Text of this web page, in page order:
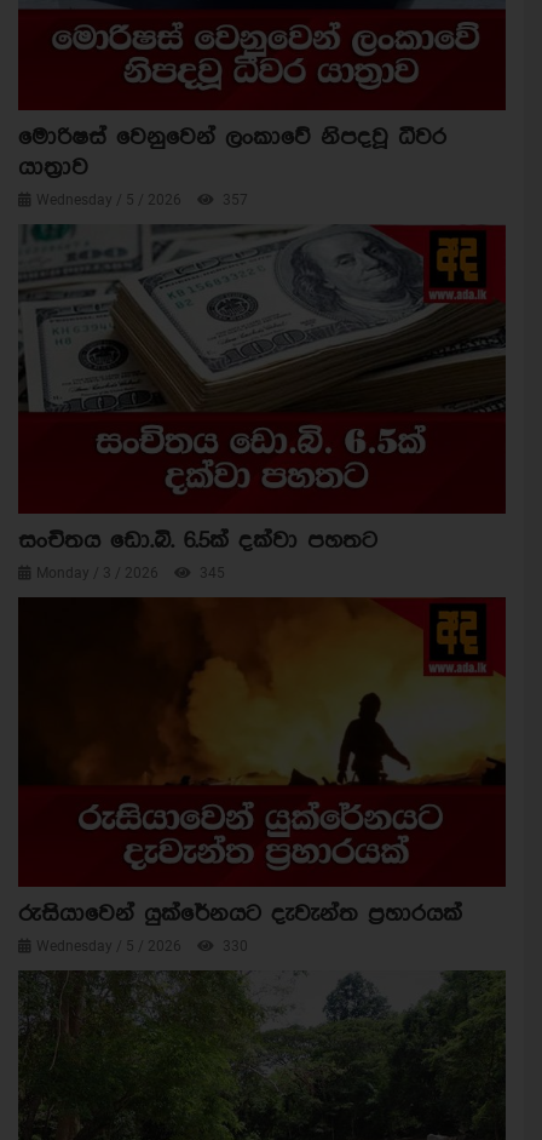
මොරිෂස් වෙනුවෙන් ලංකාවේ නිපදවූ ධීවර
යාත්‍රාව
Wednesday / 5 / 2026 357
සංචිතය ඩො.බි. 6.5ක් දක්වා පහතට
Monday / 3 / 2026 345
රුසියාවෙන් යුක්රේනයට දැවැන්ත ප්‍රහාරයක්
Wednesday / 5 / 2026 330